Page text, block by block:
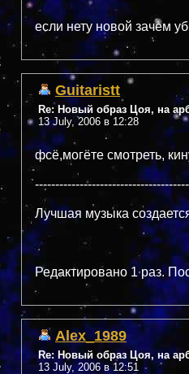
если нету новой зачем
Guitaristt
Re: Новый образ Цоя, на
13 July, 2006 в 12:28
фсё,могёте смотреть,
Лучшая музыка
Редактировано 1 раз.
Alex_1989
Re: Новый образ Цоя, на
13 July, 2006 в 12:51